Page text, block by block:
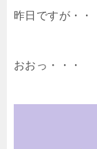
昨日ですが・・
おおっ・・・